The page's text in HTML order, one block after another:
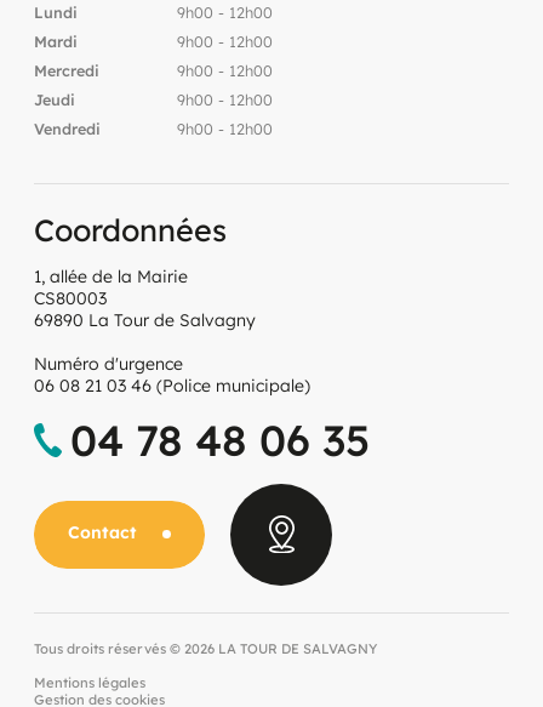
Lundi
9h00 - 12h00
Mardi
9h00 - 12h00
Mercredi
9h00 - 12h00
Jeudi
9h00 - 12h00
Vendredi
9h00 - 12h00
Coordonnées
1, allée de la Mairie
CS80003
69890 La Tour de Salvagny
Numéro d'urgence
06 08 21 03 46 (Police municipale)
04 78 48 06 35
Contact
Tous droits réservés © 2026 LA TOUR DE SALVAGNY
Mentions légales
Gestion des cookies